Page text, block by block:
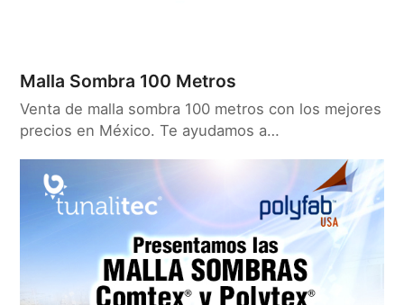
Malla Sombra 100 Metros
Venta de malla sombra 100 metros con los mejores
precios en México. Te ayudamos a…